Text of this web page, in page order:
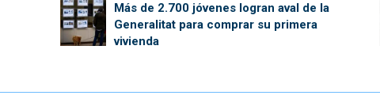
Más de 2.700 jóvenes logran aval de la
Generalitat para comprar su primera
vivienda